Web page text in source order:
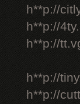
h**p://
h**p://
h**p://
h**p://
h**p://